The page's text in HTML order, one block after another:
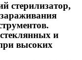
стерилизатор,
и
высоких